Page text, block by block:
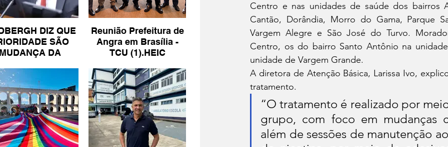
DIZ QUE
SÃO
DA
DE IR
Reunião Prefeitura de
Angra em Brasília -
TCU (1).HEIC
Centro e nas unidades de saúde dos bairros
Cantão, Dorândia, Morro do Gama, Parque
Vargem Alegre e São José do Turvo.
Centro, os do bairro Santo Antônio na
unidade de Vargem Grande.
A diretora de Atenção Básica, Larissa Ivo,
tratamento.
“O tratamento é realizado por
grupo, com foco em mudanças
além de sessões de manutenção